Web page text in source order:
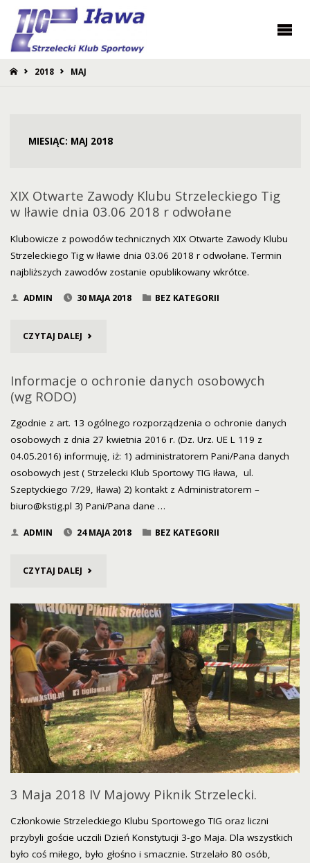
STRONA
2018 MAJ
MIESIĄC: MAJ 2018
XIX Otwarte Zawody Klubu Strzeleckiego Tig
w Iławie dnia 03.06 2018 r odwołane
Klubowicze z powodów technicznych XIX Otwarte Zawody Klubu
Strzeleckiego Tig w Iławie dnia 03.06 2018 r odwołane. Termin
najbliższych zawodów zostanie opublikowany wkrótce.
ADMIN 30 MAJA 2018 BEZ KATEGORII
CZYTAJ DALEJ "XIX
KLUBU
STRZELECKIEGO
TIG
W
IŁAWIE
2018
R
ODWOŁANE"
Informacje o ochronie danych osobowych
(wg RODO)
Zgodnie z art. 13 ogólnego rozporządzenia o ochronie danych
osobowych z dnia 27 kwietnia 2016 r. (Dz. Urz. UE L 119 z
04.05.2016) informuję, iż: 1) administratorem Pani/Pana danych
osobowych jest ( Strzelecki Klub Sportowy TIG Iława, ul.
Szeptyckiego 7/29, Iława) 2) kontakt z Administratorem –
biuro@kstig.pl 3) Pani/Pana dane …
ADMIN 24 MAJA 2018 BEZ KATEGORII
CZYTAJ DALEJ "INFORMACJE
OCHRONIE
DANYCH
OSOBOWYCH
(WG
RODO)"
3 Maja 2018 IV Majowy Piknik Strzelecki.
Członkowie Strzeleckiego Klubu Sportowego TIG oraz liczni
przybyli goście uczcili Dzień Konstytucji 3-go Maja. Dla wszystkich
było coś miłego, było głośno i smacznie. Strzelało 80 osób,